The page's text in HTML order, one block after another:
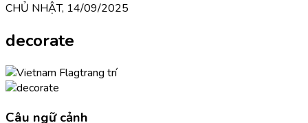
CHỦ NHẬT, 14/09/2025
decorate
trang trí
Câu ngữ cảnh